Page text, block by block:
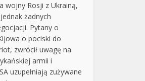
wojny Rosji z Ukrainą,
żadnych
Pytany o
o pociski do
zwrócił uwagę na
armii i
uzupełniają zużywane